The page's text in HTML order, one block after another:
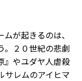
が起きるのは、
。２０世紀の悲劇
』やユダヤ人虐殺
サレムのアイヒマ